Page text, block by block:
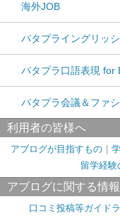
海外JOB
パタプライングリッ
パタプラ口語表現 for
パタプラ会議＆ファ
利用者の皆様へ
アブログが目指すもの
留学経験
アブログに関する情報
口コミ投稿等ガイド